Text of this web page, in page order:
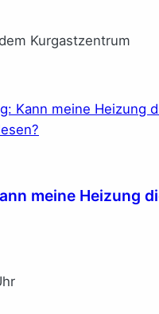
Kurgastzentrum
meine Heizung